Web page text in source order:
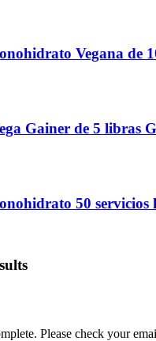
Vegana de
Gainer de 5 libras
50 servicios
Please check your